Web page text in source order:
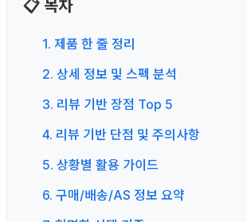
📋 목차
1. 제품 한 줄 정리
2. 상세 정보 및 스펙 분석
3. 리뷰 기반 장점 Top 5
4. 리뷰 기반 단점 및 주의사항
5. 상황별 활용 가이드
6. 구매/배송/AS 정보 요약